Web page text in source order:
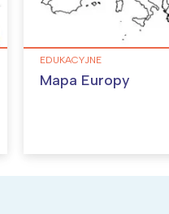
EDUKACYJNE
Mapa Europy